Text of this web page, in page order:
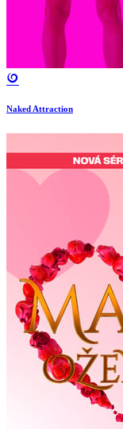
Naked Attraction